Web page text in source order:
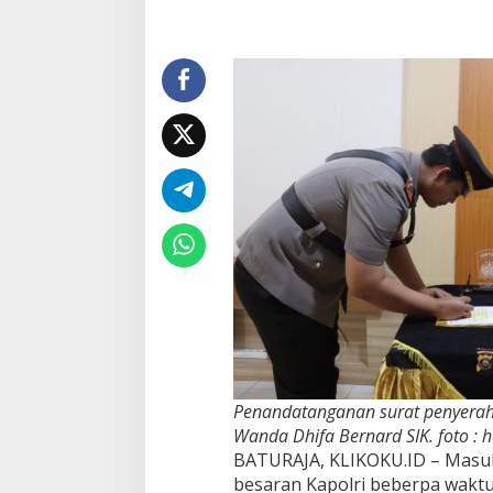
Penandatanganan surat
Wanda Dhifa Bernard SIK. foto :
BATURAJA, KLIKOKU.ID –
besaran Kapolri beberpa